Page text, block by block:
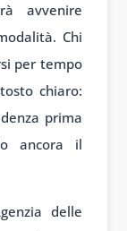
avvenire
Chi
per tempo
chiaro:
prima
ancora il
delle